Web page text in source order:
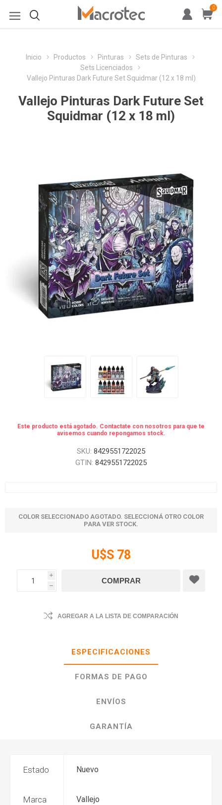
0
Inicio Productos Pinturas
Sets de Pinturas
Sets Licenciados
Vallejo Pinturas Dark Future Set Squidmar (12 x 18 ml)
Vallejo Pinturas Dark Future Set
Squidmar (12 x 18 ml)
Este producto está agotado. Contactate con nosotros para que te
avisemos cuando repongamos stock.
SKU: 8429551722025
GTIN: 8429551722025
COLOR SELECCIONADO AGOTADO. SELECCIONÁ OTRO COLOR
PARA VER STOCK.
U$S 78
i
h
AGREGAR A LA LISTA DE COMPARACIÓN
ESPECIFICACIONES
FORMAS DE PAGO
ENVÍOS
GARANTÍA
Estado Nuevo
Marca Vallejo